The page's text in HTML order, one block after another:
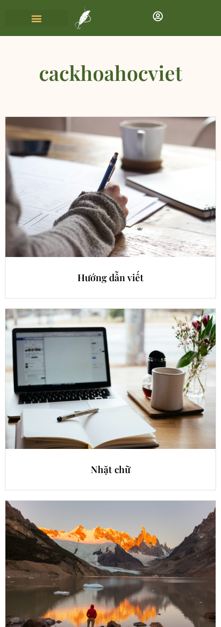
cackhoahocviet
Hướng dẫn viết
Nhặt chữ